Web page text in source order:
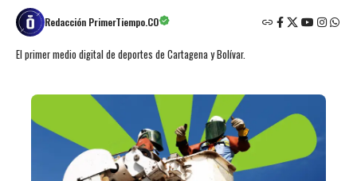
Redacción PrimerTiempo.CO
El primer medio digital de deportes de Cartagena y Bolívar.